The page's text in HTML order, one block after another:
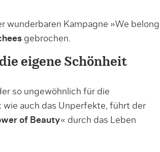
Kampagne »We belong
gebrochen.
eigene Schönheit
so ungewöhnlich für die
wie auch das Unperfekte, führt der
of Beauty« durch das Leben